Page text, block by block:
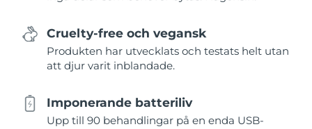
Cruelty-free och vegansk
Produkten har utvecklats och testats helt utan
att djur varit inblandade.
Imponerande batteriliv
Upp till 90 behandlingar på en enda USB-